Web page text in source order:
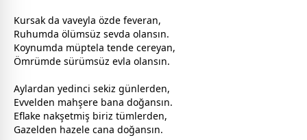
Kursak da vaveyla özde feveran,
Ruhumda ölümsüz sevda olansın.
Koynumda müptela tende cereyan,
Ömrümde sürümsüz evla olansın.
Aylardan yedinci sekiz günlerden,
Evvelden mahşere bana doğansın.
Eflake nakşetmiş biriz tümlerden,
Gazelden hazele cana doğansın.